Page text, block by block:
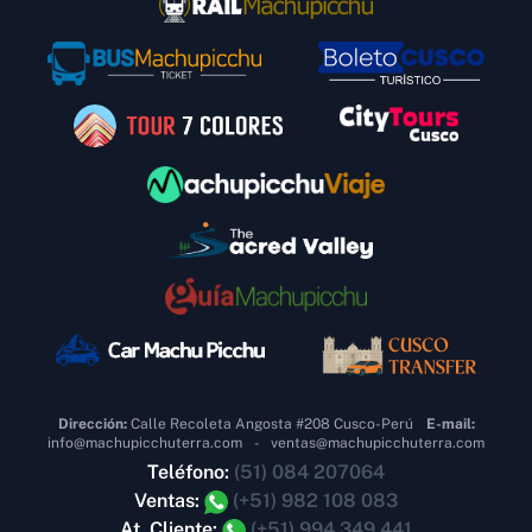
Dirección:Calle Recoleta Angosta #208 Cusco-Perú
E-mail:
info@machupicchuterra.com
- ventas@machupicchuterra.com
Teléfono: (51) 084 207064
Ventas:
(+51) 982 108 083